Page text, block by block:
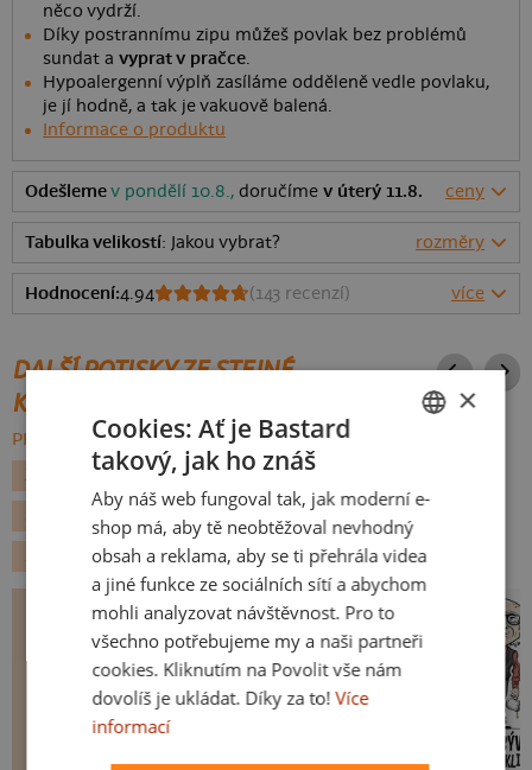
něco vydrží.
Díky postrannímu zipu můžeš povlak bez problémů
sundat avyprat v pračce.
Hypoalergenní výplň zasíláme odděleně vedle povlaku,
je jí hodně, a tak je vakuově balená.
Informace o produktu
Odešlemev pondělí 10.8., doručímev úterý 11.8. ceny
Tabulka velikostí: Jakou vybrat? rozměry
Hodnocení:4.94 (143 recenzí) více
DALŠÍ POTISKY ZE STEJNÉ
KATEGORIE
PROCHÁZET VŠE:
ZVÍŘÁTKA
GEEK FILMY A SERIÁLY
SUPERHRDINOVÉ
HARLEY QUINN A JOKER
MEDVĚDI
SLOVAK
×
Cookies: Ať je Bastard
takový, jak ho znáš
Aby náš web fungoval tak, jak moderní e-
shop má, aby tě neobtěžoval nevhodný
obsah a reklama, aby se ti přehrála videa
a jiné funkce ze sociálních sítí a abychom
mohli analyzovat návštěvnost. Pro to
všechno potřebujeme my a naši partneři
cookies. Kliknutím na Povolit vše nám
dovolíš je ukládat. Díky za to! Více
informací